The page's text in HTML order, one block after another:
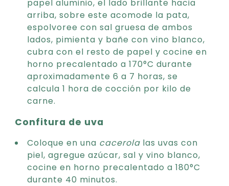
arriba, sobre este acomode la pata,
espolvoree con sal gruesa de ambos
lados, pimienta y bañe con vino blanco,
cubra con el resto de papel y cocine en
horno precalentado a 170°C durante
aproximadamente 6 a 7 horas, se
calcula 1 hora de cocción por kilo de
carne.
Confitura de uva
Coloque en una cacerola las uvas con
piel, agregue azúcar, sal y vino blanco,
cocine en horno precalentado a 180°C
durante 40 minutos.